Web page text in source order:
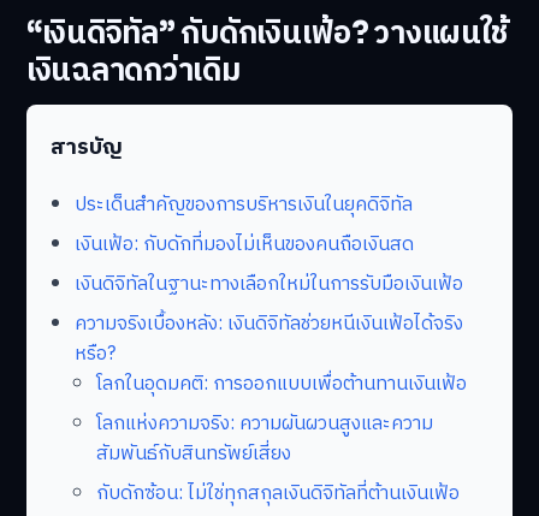
“เงินดิจิทัล” กับดักเงินเฟ้อ? วางแผนใช้
เงินฉลาดกว่าเดิม
สารบัญ
ประเด็นสำคัญของการบริหารเงินในยุคดิจิทัล
เงินเฟ้อ: กับดักที่มองไม่เห็นของคนถือเงินสด
เงินดิจิทัลในฐานะทางเลือกใหม่ในการรับมือเงินเฟ้อ
ความจริงเบื้องหลัง: เงินดิจิทัลช่วยหนีเงินเฟ้อได้จริง
หรือ?
โลกในอุดมคติ: การออกแบบเพื่อต้านทานเงินเฟ้อ
โลกแห่งความจริง: ความผันผวนสูงและความ
สัมพันธ์กับสินทรัพย์เสี่ยง
กับดักซ้อน: ไม่ใช่ทุกสกุลเงินดิจิทัลที่ต้านเงินเฟ้อ